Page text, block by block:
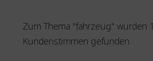
Zum Thema "fahrzeug" wurden 1
Kundenstimmen gefunden.